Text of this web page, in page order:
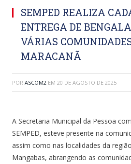
SEMPED REALIZA
ENTREGA DE
VÁRIAS
MARACANÃ
POR ASCOM2 EM 20 DE AGOSTO DE 2025
A Secretaria Municipal da Pessoa
SEMPED, esteve presente na
assim como nas localidades da
Mangabas, abrangendo as